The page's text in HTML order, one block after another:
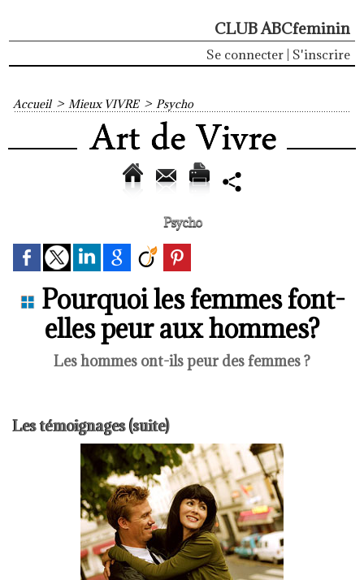
CLUB ABCfeminin
Se connecter S'inscrire
Accueil > Mieux VIVRE > Psycho
Psycho
Pourquoi les femmes font-
elles peur aux hommes?
Les hommes ont-ils peur des femmes ?
Les témoignages (suite)